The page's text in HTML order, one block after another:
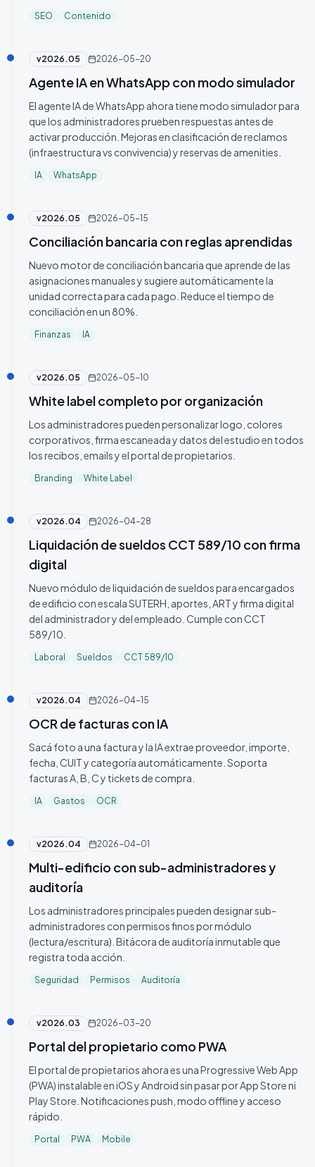
SEO Contenido
v2026.05 2026-05-20
Agente IA en WhatsApp con modo simulador
El agente IA de WhatsApp ahora tiene modo simulador para
que los administradores prueben respuestas antes de
activar producción. Mejoras en clasificación de reclamos
(infraestructura vs convivencia) y reservas de amenities.
IA WhatsApp
v2026.05 2026-05-15
Conciliación bancaria con reglas aprendidas
Nuevo motor de conciliación bancaria que aprende de las
asignaciones manuales y sugiere automáticamente la
unidad correcta para cada pago. Reduce el tiempo de
conciliación en un 80%.
Finanzas IA
v2026.05 2026-05-10
White label completo por organización
Los administradores pueden personalizar logo, colores
corporativos, firma escaneada y datos del estudio en todos
los recibos, emails y el portal de propietarios.
Branding White Label
v2026.04 2026-04-28
Liquidación de sueldos CCT 589/10 con firma
digital
Nuevo módulo de liquidación de sueldos para encargados
de edificio con escala SUTERH, aportes, ART y firma digital
del administrador y del empleado. Cumple con CCT
589/10.
Laboral Sueldos CCT 589/10
v2026.04 2026-04-15
OCR de facturas con IA
Sacá foto a una factura y la IA extrae proveedor, importe,
fecha, CUIT y categoría automáticamente. Soporta
facturas A, B, C y tickets de compra.
IA Gastos OCR
v2026.04 2026-04-01
Multi-edificio con sub-administradores y
auditoría
Los administradores principales pueden designar sub-
administradores con permisos finos por módulo
(lectura/escritura). Bitácora de auditoría inmutable que
registra toda acción.
Seguridad Permisos Auditoría
v2026.03 2026-03-20
Portal del propietario como PWA
El portal de propietarios ahora es una Progressive Web App
(PWA) instalable en iOS y Android sin pasar por App Store ni
Play Store. Notificaciones push, modo offline y acceso
rápido.
Portal PWA Mobile